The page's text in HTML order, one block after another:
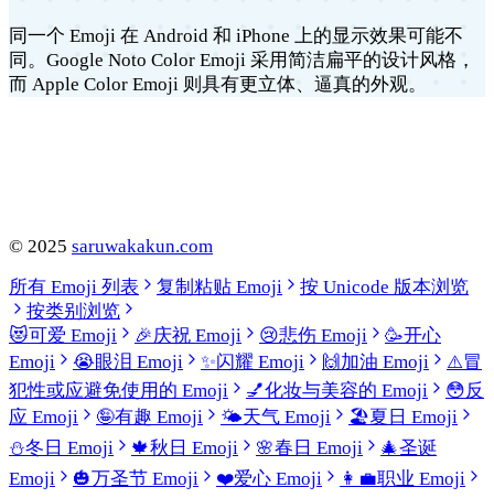
同一个 Emoji 在 Android 和 iPhone 上的显示效果可能不
同。Google Noto Color Emoji 采用简洁扁平的设计风格，
而 Apple Color Emoji 则具有更立体、逼真的外观。
© 2025 saruwakakun.com
所有 Emoji 列表
复制粘贴 Emoji
按 Unicode 版本浏览
按类别浏览
😻可爱 Emoji 🎉庆祝 Emoji 😢悲伤 Emoji 🥳开心
Emoji
😭眼泪 Emoji ✨闪耀 Emoji 🙌 加油 Emoji ⚠️冒
犯性或应避免使用的 Emoji
💅化妆与美容的 Emoji 😳反
应 Emoji
🤪有趣 Emoji 🌤️天气 Emoji 🏖️夏日 Emoji
⛄冬日 Emoji 🍁秋日 Emoji 🌸春日 Emoji 🎄圣诞
Emoji
🎃万圣节 Emoji ❤️爱心 Emoji 👩‍💼职业 Emoji